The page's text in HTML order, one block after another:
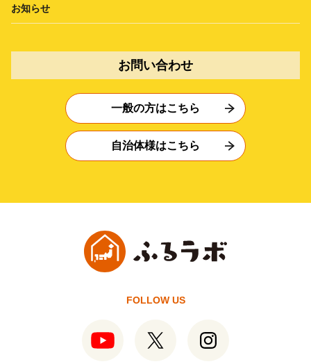
お知らせ
お問い合わせ
一般の方はこちら
自治体様はこちら
FOLLOW US